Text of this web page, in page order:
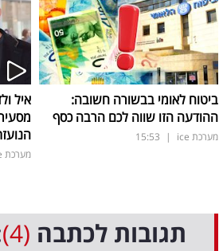
ביטוח לאומי בבשורה חשובה:
ההודעה הזו שווה לכם הרבה כסף
מערכת ice |
15:53
איל
מערכת ice
תגובות לכתבה (4)